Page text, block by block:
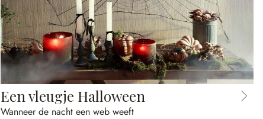
Een vleugje Halloween
Wanneer de nacht een web weeft